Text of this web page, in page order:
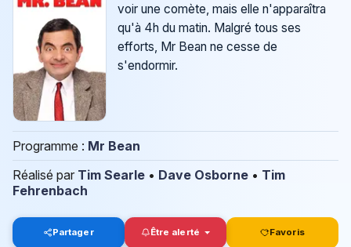
voir une comète, mais elle n'apparaîtra
qu'à 4h du matin. Malgré tous ses
efforts, Mr Bean ne cesse de
s'endormir.
Programme : Mr Bean
Réalisé par Tim Searle • Dave Osborne • Tim
Fehrenbach
Partager Être alerté Favoris